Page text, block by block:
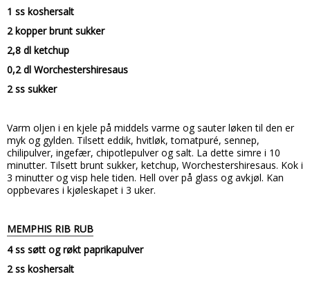
1 ss koshersalt
2 kopper brunt sukker
2,8 dl ketchup
0,2 dl Worchestershiresaus
2 ss sukker
Varm oljen i en kjele på middels varme og sauter løken til den er
myk og gylden. Tilsett eddik, hvitløk, tomatpuré, sennep,
chilipulver, ingefær, chipotlepulver og salt. La dette simre i 10
minutter. Tilsett brunt sukker, ketchup, Worchestershiresaus. Kok i
3 minutter og visp hele tiden. Hell over på glass og avkjøl. Kan
oppbevares i kjøleskapet i 3 uker.
MEMPHIS RIB RUB
4 ss søtt og røkt paprikapulver
2 ss koshersalt